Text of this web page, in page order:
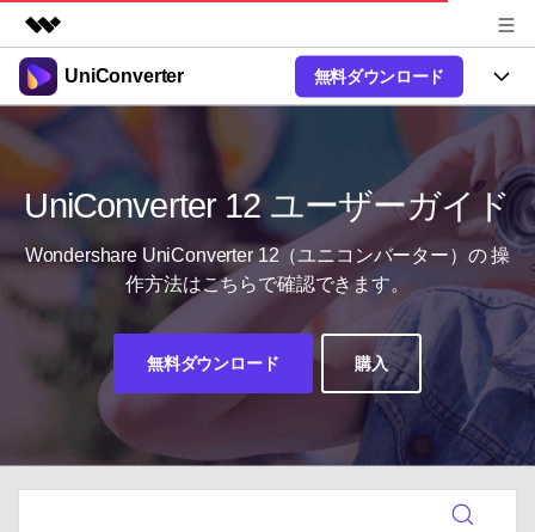
製品
AIGCサービス
ユーティリティ
法人・教育・パートナー
概要
ソリューション
企業情報
プラン＆価格
UniConverter 無料ダウンロード
製品
UniConverter-動画変換ソフト
UniConverter Windows版
UniConverter Mac版
機能
音声をテキストに
音声ファイルや動画ファイルを正
確かつ便利にテキストに変換
動画変換
様々なデバイス用に高速変換
Hot
オンラインツール
オンライン動画圧縮ツール
動画・画像の無料圧縮
New
オンライン動画変換ツール
動画・音声・画像の無料変換
Ver17へアップグレード
使い方&コツ
操作ガイド
特集ページ
サポート
UniConverter 12 ユーザーガイド
Wondershare UniConverter 12（ユニコンバーター）の操
作方法はこちらで確認できます。
無料ダウンロード 購入